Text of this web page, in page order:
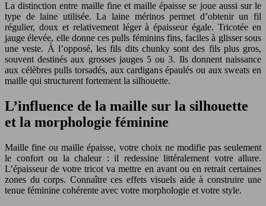
La distinction entre maille fine et maille épaisse se joue aussi sur le
type de laine utilisée. La laine mérinos permet d’obtenir un fil
régulier, doux et relativement léger à épaisseur égale. Tricotée en
jauge élevée, elle donne ces pulls féminins fins, faciles à glisser sous
une veste. À l’opposé, les fils dits chunky sont des fils plus gros,
souvent destinés aux grosses jauges 5 ou 3. Ils donnent naissance
aux célèbres pulls torsadés, aux cardigans épaulés ou aux sweats en
maille qui structurent fortement la silhouette.
L’influence de la maille sur la silhouette
et la morphologie féminine
Maille fine ou maille épaisse, votre choix ne modifie pas seulement
le confort ou la chaleur : il redessine littéralement votre allure.
L’épaisseur de votre tricot va mettre en avant ou en retrait certaines
zones du corps. Connaître ces effets visuels aide à construire une
tenue féminine cohérente avec votre morphologie et votre style.